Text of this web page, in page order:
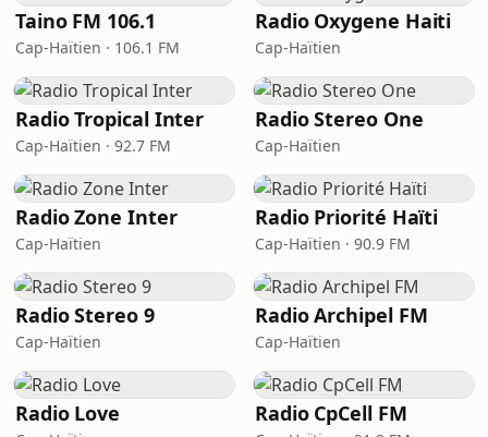
Taino FM 106.1
Cap-Haïtien · 106.1 FM
Radio Oxygene Haiti
Cap-Haïtien
Radio Tropical Inter
Cap-Haïtien · 92.7 FM
Radio Stereo One
Cap-Haïtien
Radio Zone Inter
Cap-Haïtien
Radio Priorité Haïti
Cap-Haïtien · 90.9 FM
Radio Stereo 9
Cap-Haïtien
Radio Archipel FM
Cap-Haïtien
Radio Love Radio CpCell FM